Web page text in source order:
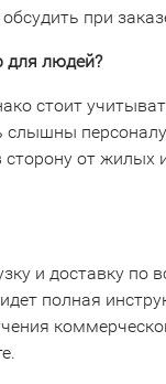
при
для людей?
стоит
слышны
от жилых
и доставку по
полная